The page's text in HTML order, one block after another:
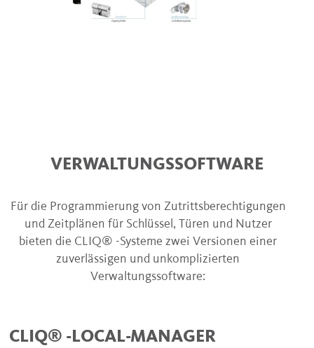
VERWALTUNGSSOFTWARE
Für die Programmierung von Zutrittsberechtigungen
und Zeitplänen für Schlüssel, Türen und Nutzer
bieten die CLIQ® -Systeme zwei Versionen einer
zuverlässigen und unkomplizierten
Verwaltungssoftware:
CLIQ® -LOCAL-MANAGER